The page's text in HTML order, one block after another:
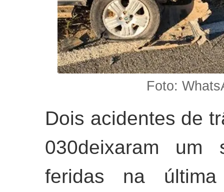
Foto:
Dois acidentes de
030deixaram
feridas na